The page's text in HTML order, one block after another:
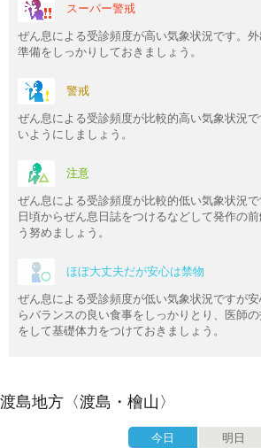
スーパー警戒
ぜん息による受診頻度が高い気象状況です。
準備をしっかりしておきましょう。
警戒
ぜん息による受診頻度が比較的高い気象状況
いようにしましょう。
注意
ぜん息による受診頻度が比較的低い気象状況で
日頃からぜん息日誌をつけるなどして発作の
う努めましょう。
ほぼ大丈夫だが安心は禁物
ぜん息による受診頻度が低い気象状況ですが
らバランスの良い食事をしっかりとり、医師
をして基礎体力をつけておきましょう。
渡島地方〈渡島・檜山〉
今日 明日